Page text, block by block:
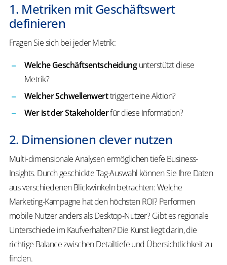
1. Metriken mit Geschäftswert
definieren
Fragen Sie sich bei jeder Metrik:
Welche Geschäftsentscheidungunterstützt diese
Metrik?
Welcher Schwellenwerttriggert eine Aktion?
Wer ist der Stakeholderfür diese Information?
2. Dimensionen clever nutzen
Multi-dimensionale Analysen ermöglichen tiefe Business-
Insights. Durch geschickte Tag-Auswahl können Sie Ihre Daten
aus verschiedenen Blickwinkeln betrachten: Welche
Marketing-Kampagne hat den höchsten ROI? Performen
mobile Nutzer anders als Desktop-Nutzer? Gibt es regionale
Unterschiede im Kaufverhalten? Die Kunst liegt darin, die
richtige Balance zwischen Detailtiefe und Übersichtlichkeit zu
finden.